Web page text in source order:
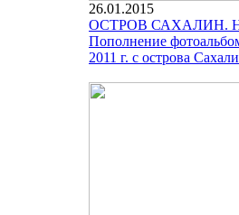
26.01.2015
ОСТРОВ САХАЛИН.
Пополнение
2011 г. с острова